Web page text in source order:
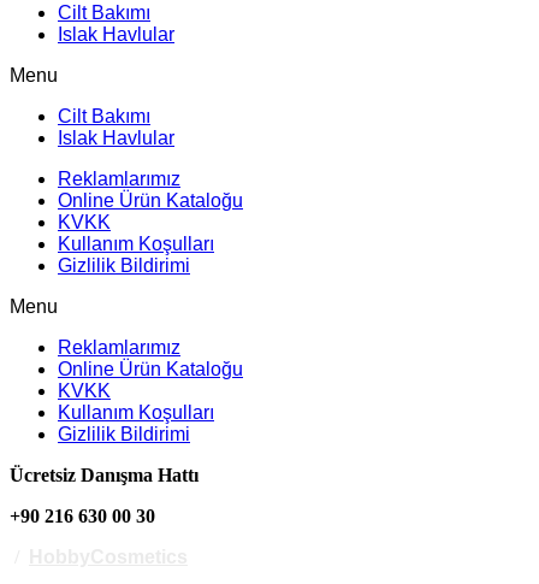
Cilt Bakımı
Islak Havlular
Menu
Cilt Bakımı
Islak Havlular
Reklamlarımız
Online Ürün Kataloğu
KVKK
Kullanım Koşulları
Gizlilik Bildirimi
Menu
Reklamlarımız
Online Ürün Kataloğu
KVKK
Kullanım Koşulları
Gizlilik Bildirimi
Ücretsiz Danışma Hattı
+90 216 630 00 30